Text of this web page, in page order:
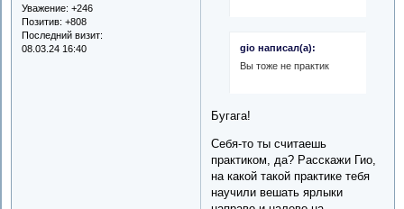
Уважение: +246
Позитив: +808
Последний визит:
08.03.24 16:40
gio написал(а):
Вы тоже не практик
Бугага!
Себя-то ты считаешь
практиком, да? Расскажи Гио,
на какой такой практике тебя
научили вешать ярлыки